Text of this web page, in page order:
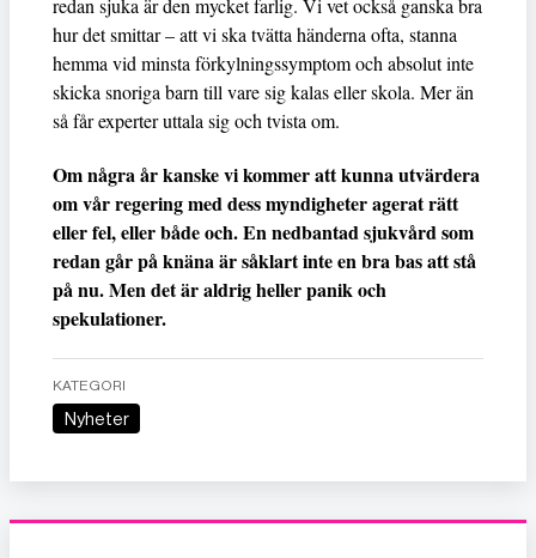
redan sjuka är den mycket farlig. Vi vet också ganska bra
hur det smittar – att vi ska tvätta händerna ofta, stanna
hemma vid minsta förkylningssymptom och absolut inte
skicka snoriga barn till vare sig kalas eller skola. Mer än
så får experter uttala sig och tvista om.
Om några år kanske vi kommer att kunna utvärdera
om vår regering med dess myndigheter agerat rätt
eller fel, eller både och. En nedbantad sjukvård som
redan går på knäna är såklart inte en bra bas att stå
på nu. Men det är aldrig heller panik och
spekulationer.
KATEGORI
Nyheter